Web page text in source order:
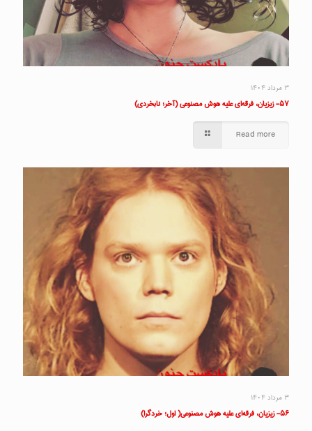
۳ مرداد ۱۴۰۴
۵۷- زیزیان، فرقه‌ای علیه هوش مصنوعی (آخر؛ نابخردی)
Read more
۳ مرداد ۱۴۰۴
۵۶- زیزیان، فرقه‌ای علیه هوش مصنوعی( اول؛ خردگرا)